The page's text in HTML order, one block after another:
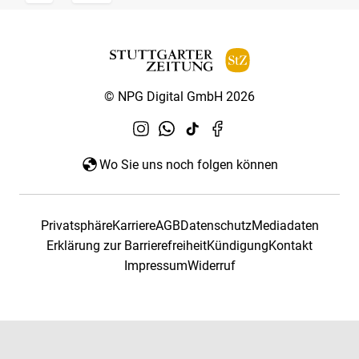
© NPG Digital GmbH 2026
Wo Sie uns noch folgen können
PrivatsphäreKarriereAGBDatenschutzMediadaten
Erklärung zur BarrierefreiheitKündigungKontakt
ImpressumWiderruf